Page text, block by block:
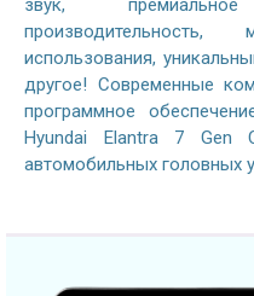
звук,
производительность,
использования,
другое! Современные
программное
Hyundai Elantra 7 Gen
автомобильных головных